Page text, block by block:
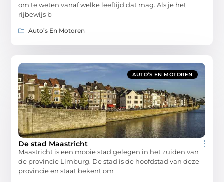
om te weten vanaf welke leeftijd dat mag. Als je het
rijbewijs b
Auto’s En Motoren
AUTO’S EN MOTOREN
De stad Maastricht
Maastricht is een mooie stad gelegen in het zuiden van
de provincie Limburg. De stad is de hoofdstad van deze
provincie en staat bekent om